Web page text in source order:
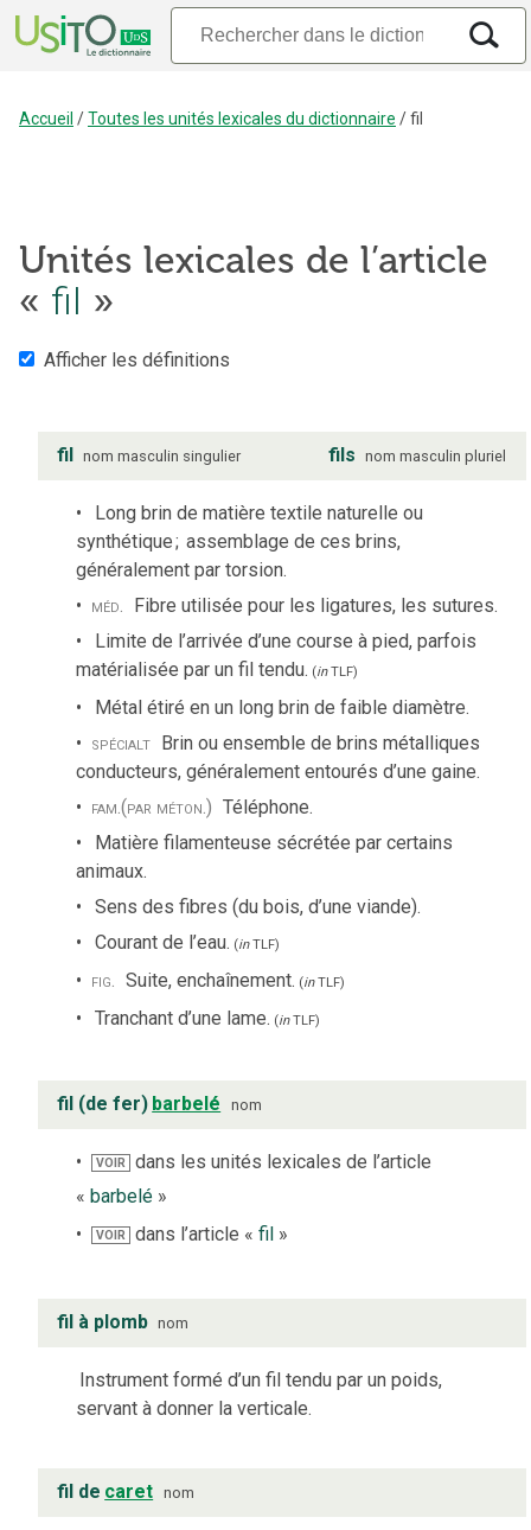
Accueil /Toutes les unités lexicales du dictionnaire /fil
Unités lexicales de l’article
« fil »
Afficher les définitions
fil nom masculin singulier fils nom masculin pluriel
Long brin de matière textile naturelle ou
synthétique; assemblage de ces brins,
généralement par torsion.
méd. Fibre utilisée pour les ligatures, les sutures.
Limite de l’arrivée d’une course à pied, parfois
matérialisée par un fil tendu. (inTLF)
Métal étiré en un long brin de faible diamètre.
spécialt Brin ou ensemble de brins métalliques
conducteurs, généralement entourés d’une gaine.
fam.(par méton.) Téléphone.
Matière filamenteuse sécrétée par certains
animaux.
Sens des fibres (du bois, d’une viande).
Courant de l’eau. (inTLF)
fig. Suite, enchaînement. (inTLF)
Tranchant d’une lame. (inTLF)
fil (de fer) barbelé nom
VOIR
dans les unités lexicales de l’article
« barbelé »
VOIR dans l’article «fil »
fil à plomb nom
Instrument formé d’un fil tendu par un poids,
servant à donner la verticale.
fil de caret nom